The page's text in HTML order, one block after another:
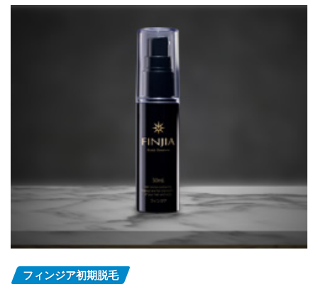
フィンジア初期脱毛